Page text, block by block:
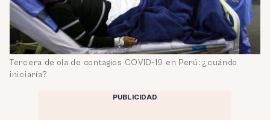
Tercera de ola de contagios COVID-19 en Perú: ¿cuándo
iniciaría?
PUBLICIDAD